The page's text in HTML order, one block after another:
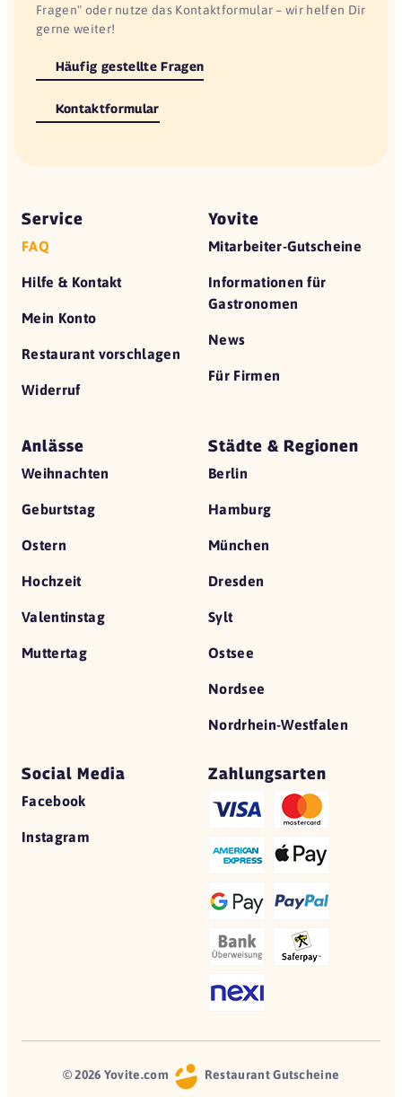
Fragen" oder nutze das Kontaktformular – wir helfen Dir
gerne weiter!
Häufig gestellte Fragen
Kontaktformular
Service
FAQ
Hilfe & Kontakt
Mein Konto
Restaurant vorschlagen
Widerruf
Yovite
Mitarbeiter-Gutscheine
Informationen für
Gastronomen
News
Für Firmen
Anlässe
Weihnachten
Geburtstag
Ostern
Hochzeit
Valentinstag
Muttertag
Städte & Regionen
Berlin
Hamburg
München
Dresden
Sylt
Ostsee
Nordsee
Nordrhein-Westfalen
Social Media
Facebook
Instagram
Zahlungsarten
© 2026 Yovite.com Restaurant Gutscheine